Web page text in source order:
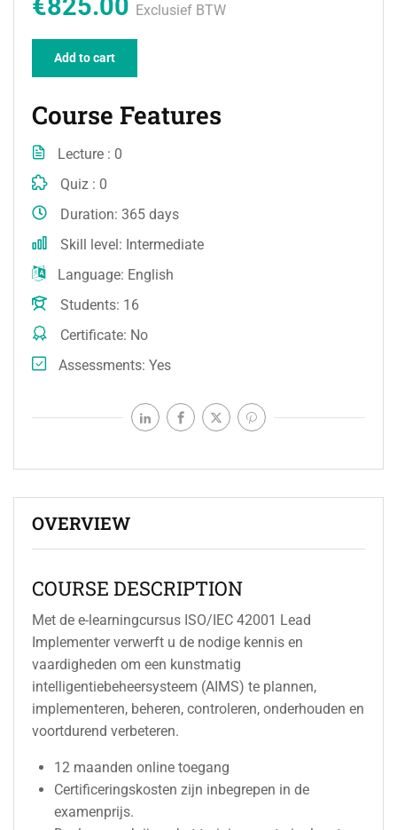
OVERVIEW
COURSE DESCRIPTION
Met de e-learningcursus ISO/IEC 42001 Lead
Implementer verwerft u de nodige kennis en
vaardigheden om een kunstmatig
intelligentiebeheersysteem (AIMS) te plannen,
implementeren, beheren, controleren, onderhouden en
voortdurend verbeteren.
12 maanden online toegang
Certificeringskosten zijn inbegrepen in de
examenprijs.
€825.00 Exclusief BTW
Add to cart
Course Features
Lecture
0
Quiz
0
Duration 365 days
Skill level
Intermediate
Language English
Students 16
Certificate No
Assessments Yes